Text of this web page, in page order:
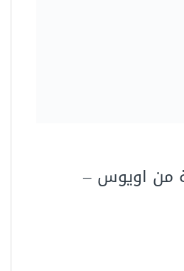
بوصة من اويوس –